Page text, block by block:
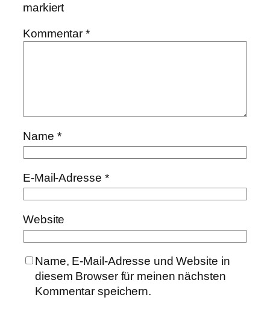
markiert
Kommentar*
Name *
E-Mail-Adresse *
Website
Name, E-Mail-Adresse und Website in
diesem Browser für meinen nächsten
Kommentar speichern.